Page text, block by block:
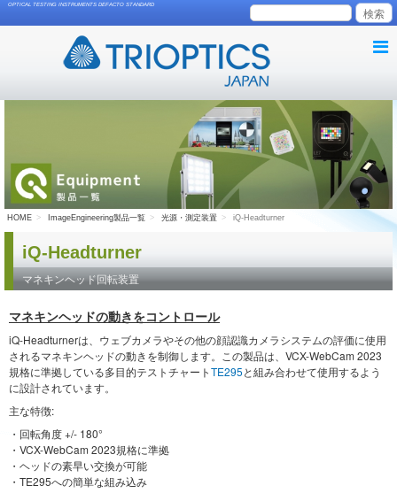
OPTICAL TESTING INSTRUMENTS DEFACTO STANDARD
HOME ImageEngineering製品一覧 光源・測定装置 iQ-Headturner
iQ-Headturner
マネキンヘッド回転装置
マネキンヘッドの動きをコントロール
iQ-Headturnerは、ウェブカメラやその他の顔認識カメラシステムの評価に使用
されるマネキンヘッドの動きを制御します。この製品は、VCX-WebCam 2023
規格に準拠している多目的テストチャートTE295と組み合わせて使用するよう
に設計されています。
主な特徴:
・回転角度 +/- 180°
・VCX-WebCam 2023規格に準拠
・ヘッドの素早い交換が可能
・TE295への簡単な組み込み